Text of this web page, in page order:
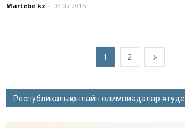
Martebe.kz - 03.07.2015
1 2
Республикалық онлайн олимпиадалар өтуде